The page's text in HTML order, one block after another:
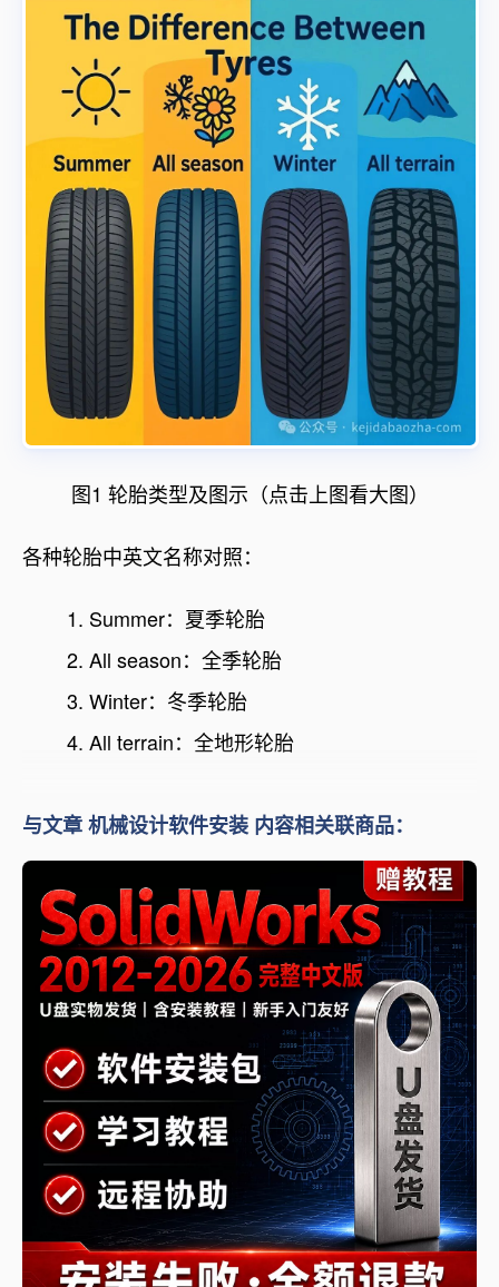
图1 轮胎类型及图示（点击上图看大图）
各种轮胎中英文名称对照：
Summer：夏季轮胎
All season：全季轮胎
Winter：冬季轮胎
All terrain：全地形轮胎
与文章 机械设计软件安装 内容相关联商品：